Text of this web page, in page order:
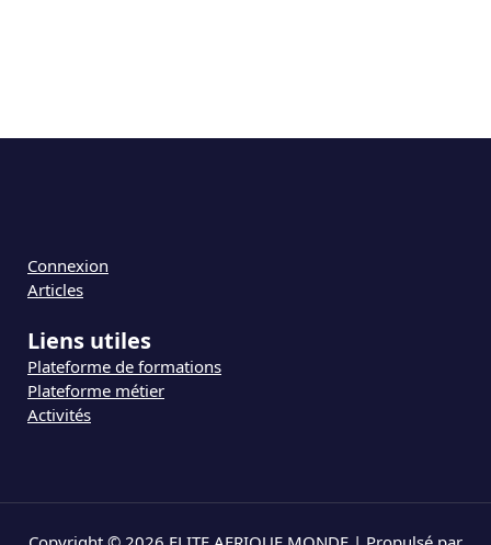
Connexion
Articles
Liens utiles
Plateforme de formations
Plateforme métier
Activités